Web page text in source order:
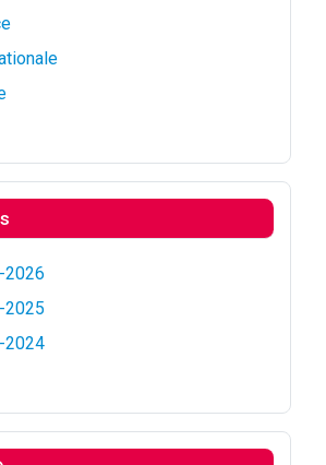
2026
2025
2024